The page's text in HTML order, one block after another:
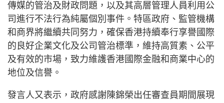
傳媒的管治及財政問題，以及其高層管理人員利用公
司進行不法行為純屬個別事件。特區政府、監管機構
和商界將繼續共同努力，確保香港持續奉行享譽國際
的良好企業文化及公司管治標準，維持高質素、公平
及有效的市場，致力維護香港國際金融和商業中心的
地位及信譽。
發言人又表示，政府感謝陳錦榮出任審查員期間展現